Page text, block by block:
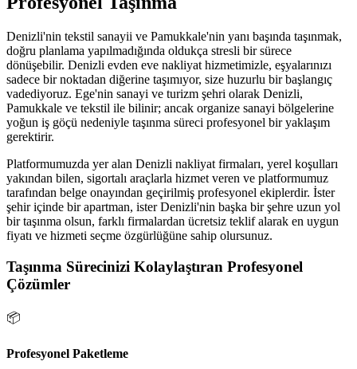
Denizli'nin tekstil sanayii ve Pamukkale'nin yanı başında taşınmak,
doğru planlama yapılmadığında oldukça stresli bir sürece
dönüşebilir. Denizli evden eve nakliyat hizmetimizle, eşyalarınızı
sadece bir noktadan diğerine taşımıyor, size huzurlu bir başlangıç
vadediyoruz. Ege'nin sanayi ve turizm şehri olarak Denizli,
Pamukkale ve tekstil ile bilinir; ancak organize sanayi bölgelerine
yoğun iş göçü nedeniyle taşınma süreci profesyonel bir yaklaşım
gerektirir.
Platformumuzda yer alan Denizli nakliyat firmaları, yerel koşulları
yakından bilen, sigortalı araçlarla hizmet veren ve platformumuz
tarafından belge onayından geçirilmiş profesyonel ekiplerdir. İster
şehir içinde bir apartman, ister Denizli'nin başka bir şehre uzun yol
bir taşınma olsun, farklı firmalardan ücretsiz teklif alarak en uygun
fiyatı ve hizmeti seçme özgürlüğüne sahip olursunuz.
Taşınma Sürecinizi Kolaylaştıran Profesyonel
Çözümler
📦
Profesyonel Paketleme